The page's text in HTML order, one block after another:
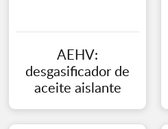
AEHV:
desgasificador de
aceite aislante